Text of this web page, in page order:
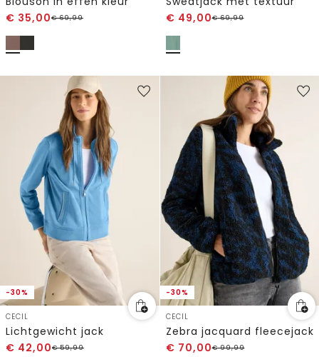
€ 35,00€69,99
€ 49,00€69,99
-30%
CECIL
Lichtgewicht jack
€ 42,00€59,99
-30%
CECIL
Zebra jacquard fleecejack
€ 70,00€99,99